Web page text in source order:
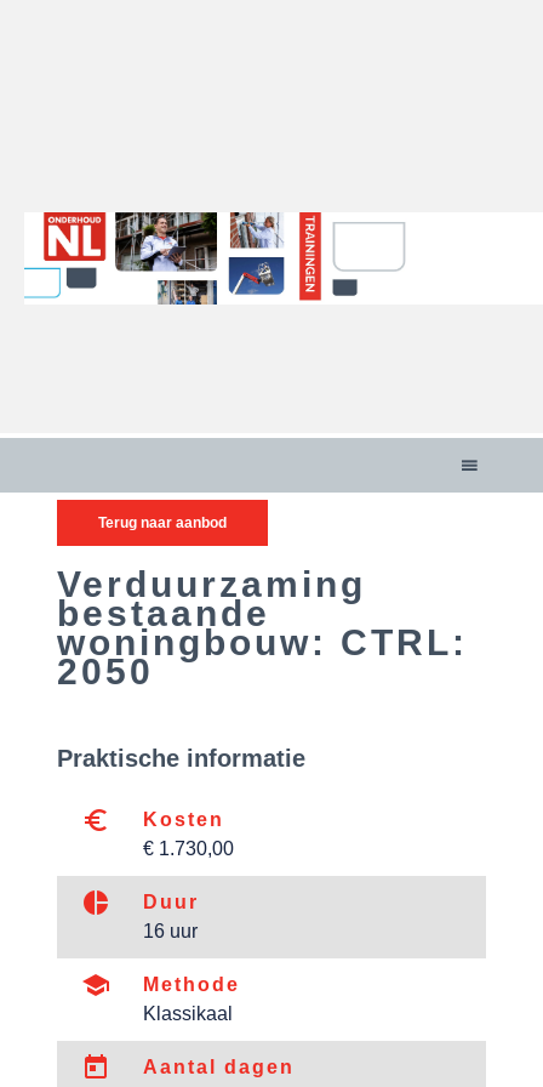
menu
Terug naar aanbod
Verduurzaming
bestaande
woningbouw: CTRL:
2050
Praktische informatie
euro_symbol
Kosten
€ 1.730,00
pie_chart
Duur
16 uur
school
Methode
Klassikaal
today Aantal dagen